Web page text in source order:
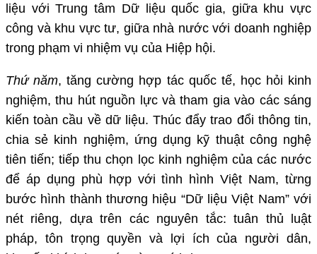
liệu với Trung tâm Dữ liệu quốc gia, giữa khu vực
công và khu vực tư, giữa nhà nước với doanh nghiệp
trong phạm vi nhiệm vụ của Hiệp hội.
Thứ năm, tăng cường hợp tác quốc tế, học hỏi kinh
nghiệm, thu hút nguồn lực và tham gia vào các sáng
kiến toàn cầu về dữ liệu. Thúc đẩy trao đổi thông tin,
chia sẻ kinh nghiệm, ứng dụng kỹ thuật công nghệ
tiên tiến; tiếp thu chọn lọc kinh nghiệm của các nước
để áp dụng phù hợp với tình hình Việt Nam, từng
bước hình thành thương hiệu “Dữ liệu Việt Nam” với
nét riêng, dựa trên các nguyên tắc: tuân thủ luật
pháp, tôn trọng quyền và lợi ích của người dân,